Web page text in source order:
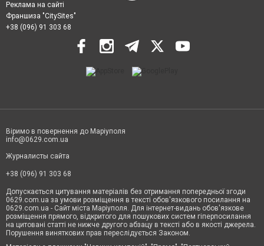
Реклама на сайті
Франшиза "CitySites"
+38 (096) 91 303 68
Віримо в повернення до Маріуполя
info@0629.com.ua
Журналисты сайта
+38 (096) 91 303 68
Допускається цитування матеріалів без отримання попередньої згоди
0629.com.ua за умови розміщення в тексті обов'язкового посилання на
0629.com.ua - Сайт міста Маріуполя. Для інтернет-видань обов'язкове
розміщення прямого, відкритого для пошукових систем гіперпосилання
на цитовані статті не нижче другого абзацу в тексті або в якості джерела.
Порушення виняткових прав переслідується Законом.